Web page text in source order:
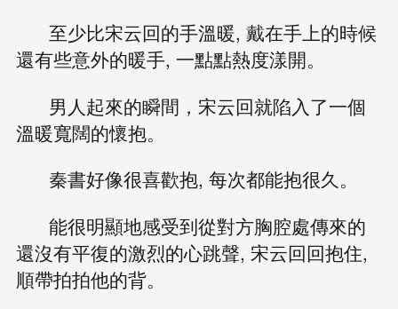
至少比宋云回的手溫暖, 戴在手上的時候
還有些意外的暖手, 一點點熱度漾開。
男人起來的瞬間，宋云回就陷入了一個
溫暖寬闊的懷抱。
秦書好像很喜歡抱, 每次都能抱很久。
能很明顯地感受到從對方胸腔處傳來的
還沒有平復的激烈的心跳聲, 宋云回回抱住,
順帶拍拍他的背。